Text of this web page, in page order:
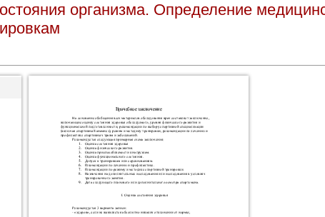
организма. Определение